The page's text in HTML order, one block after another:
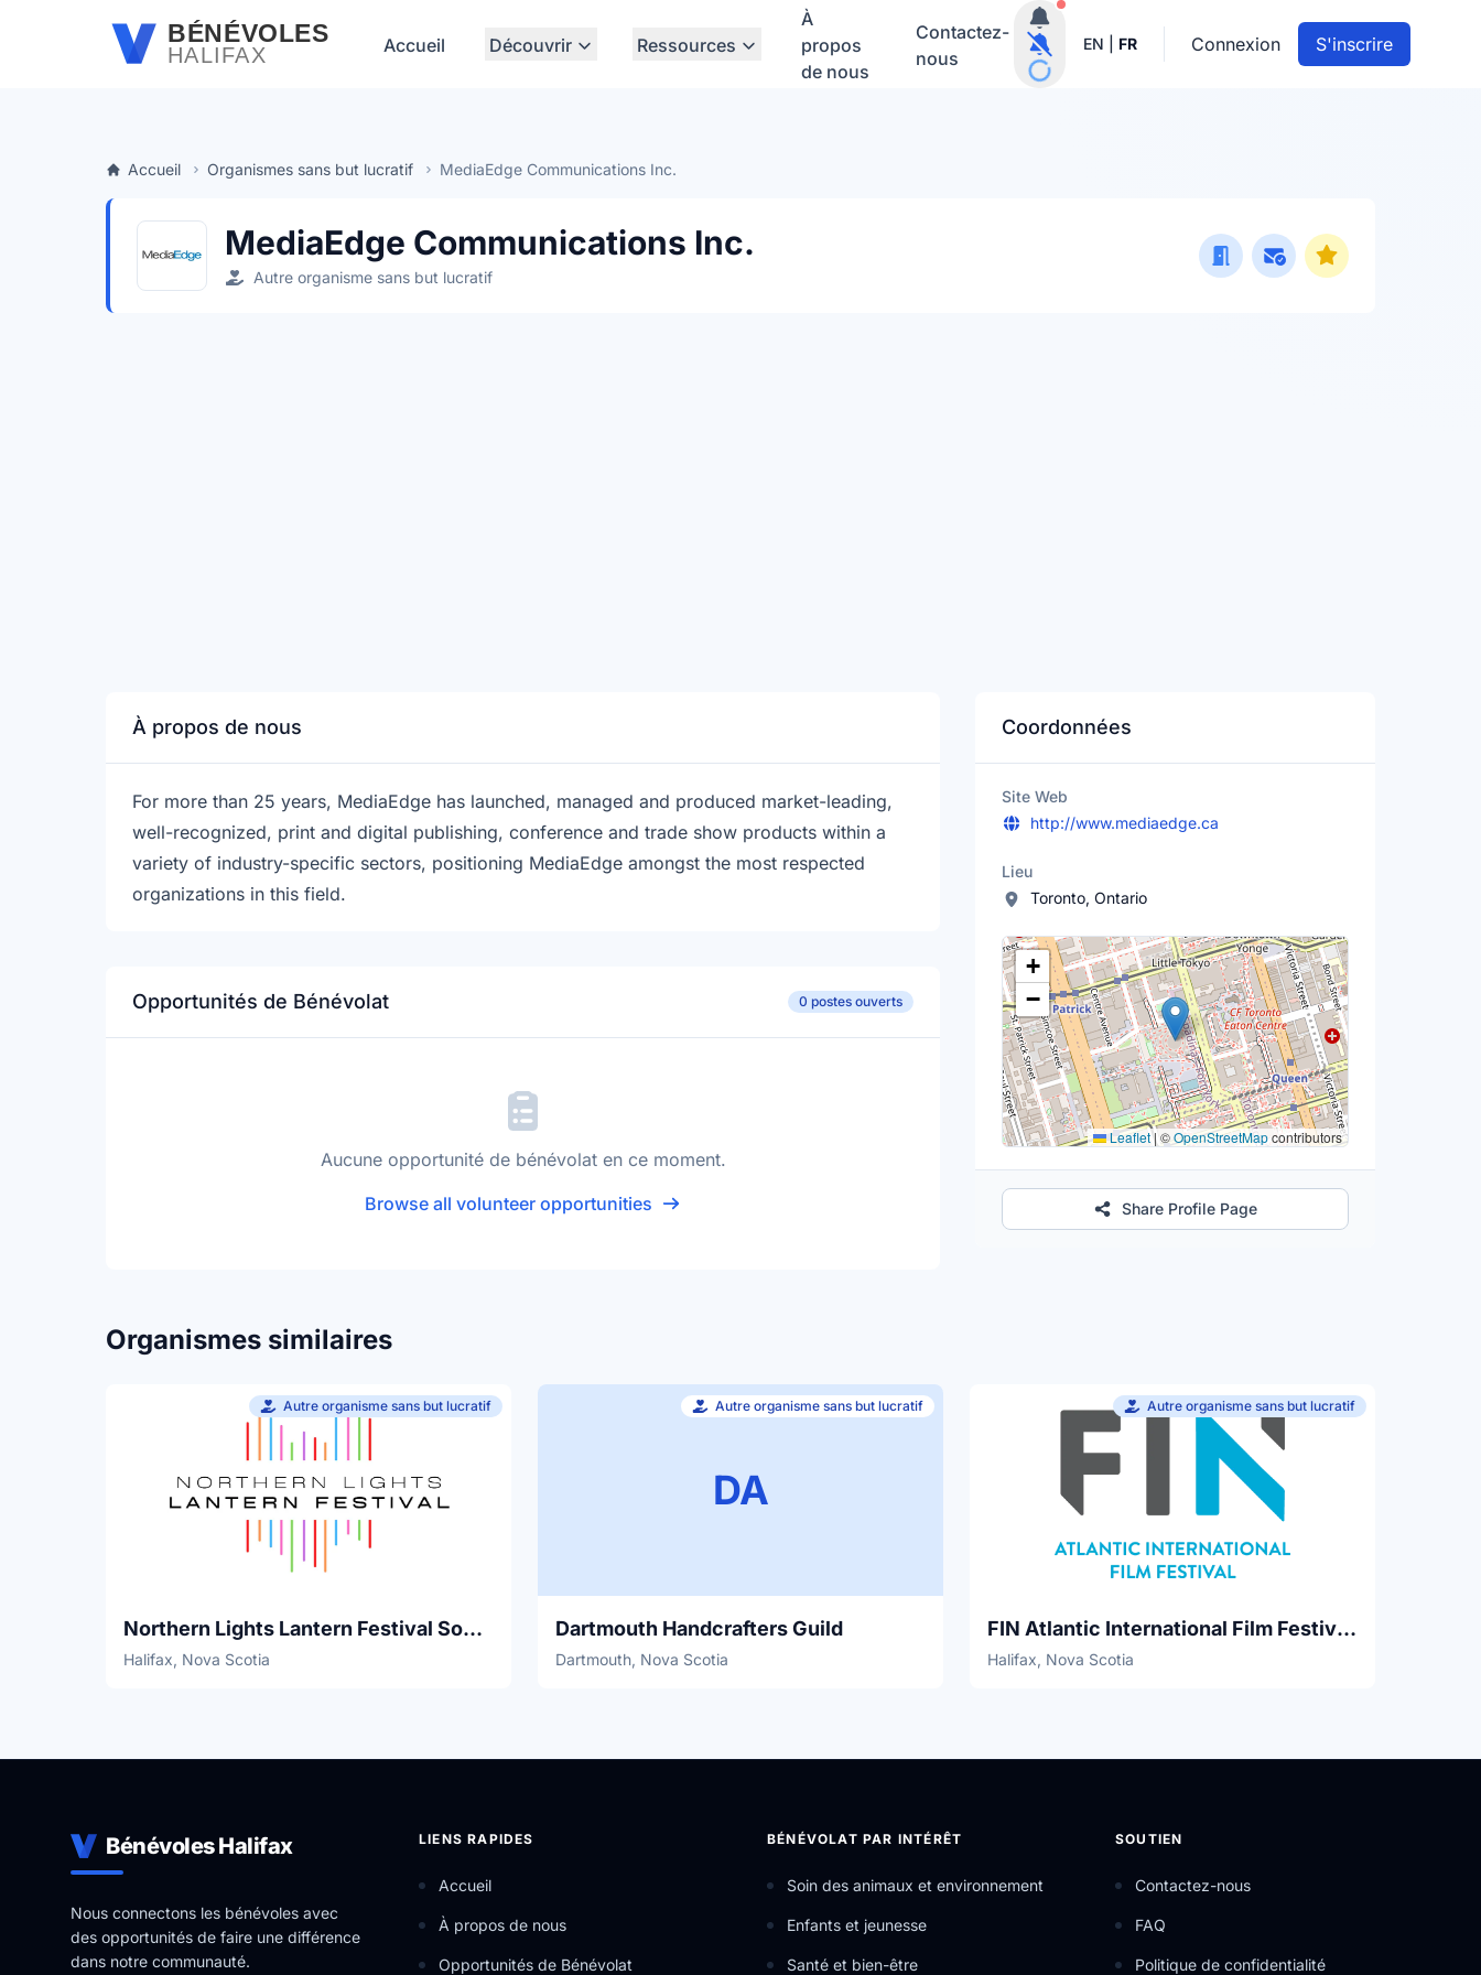
Passer au contenu principalBÉNÉVOLES
HALIFAX Accueil Découvrir Ressources
À
propos
de nous
Contactez-
nous
Notifications actives
EN FR Connexion S'inscrire
Accueil Organismes sans but lucratif MediaEdge Communications Inc.
MediaEdge Communications Inc.
Autre organisme sans but lucratif
À propos de nous
For more than 25 years, MediaEdge has launched, managed and produced market-leading,
well-recognized, print and digital publishing, conference and trade show products within a
variety of industry-specific sectors, positioning MediaEdge amongst the most respected
organizations in this field.
Opportunités de Bénévolat 0 postes ouverts
Aucune opportunité de bénévolat en ce moment.
Browse all volunteer opportunities
Coordonnées
Site Web
http://www.mediaedge.ca
Lieu
Toronto, Ontario
Lieu
+
−
Leaflet| ©OpenStreetMapcontributors
Share Profile Page
Organismes similaires
Autre organisme sans but lucratif
Northern Lights Lantern Festival Society
Halifax, Nova Scotia
DA
Autre organisme sans but lucratif
Dartmouth Handcrafters Guild
Dartmouth, Nova Scotia
Autre organisme sans but lucratif
FIN Atlantic International Film Festival 2022
Halifax, Nova Scotia
Bénévoles Halifax
Nous connectons les bénévoles avec
des opportunités de faire une différence
dans notre communauté.
LIENS RAPIDES
Accueil
À propos de nous
Opportunités de Bénévolat
BÉNÉVOLAT PAR INTÉRÊT
Soin des animaux et environnement
Enfants et jeunesse
Santé et bien-être
SOUTIEN
Contactez-nous
FAQ
Politique de confidentialité